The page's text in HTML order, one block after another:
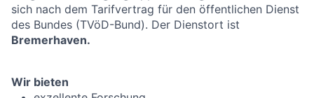
sich nach dem Tarifvertrag für den öffentlichen Dienst
des Bundes (TVöD-Bund). Der Dienstort ist
Bremerhaven.
Wir bieten